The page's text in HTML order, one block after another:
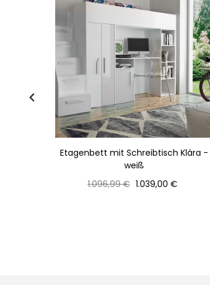
Etagenbett mit Schreibtisch Klára -
weiß
Normaler
1.096,99 € Preis
1.039,00 €